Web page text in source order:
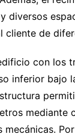
diversos
cliente de
con los
inferior bajo
mediante
mecánicas.